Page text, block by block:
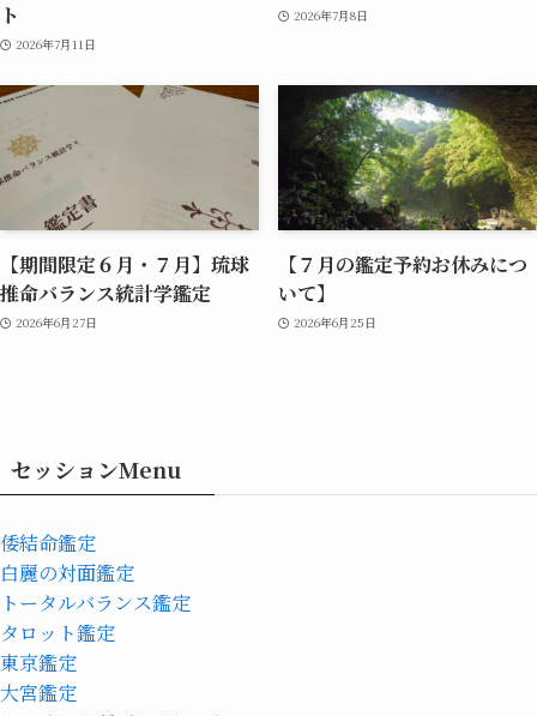
ト
2026年7月11日
2026年7月8日
【期間限定６月・７月】琉球
推命バランス統計学鑑定
2026年6月27日
【７月の鑑定予約お休みにつ
いて】
2026年6月25日
セッションMenu
倭結命鑑定
白麗の対面鑑定
トータルバランス鑑定
タロット鑑定
東京鑑定
大宮鑑定